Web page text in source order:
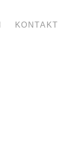
KONTAKT